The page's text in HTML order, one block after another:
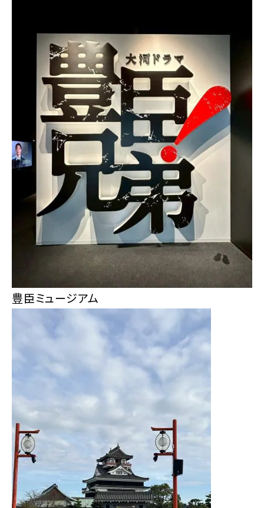
豊臣ミュージアム